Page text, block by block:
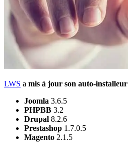
LWS a mis à jour son auto-installeur
Joomla 3.6.5
PHPBB 3.2
Drupal 8.2.6
Prestashop 1.7.0.5
Magento 2.1.5